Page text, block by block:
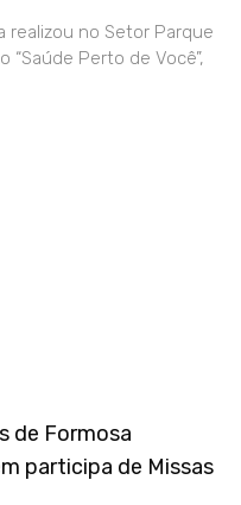
realizou no Setor Parque
“Saúde Perto de Você”,
de Formosa
participa de Missas